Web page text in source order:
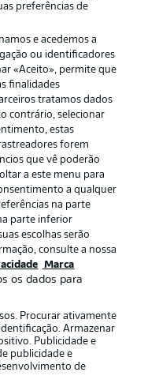
legais
de privacidade
preferências de
e acedemos a
ou identificadores
«Aceito», permite que
finalidades
tratamos dados
contrário, selecionar
estas
forem
que vê poderão
a este menu para
a qualquer
na parte
parte inferior
escolhas serão
consulte a nossa
Marca
os dados para
Procurar ativamente
Armazenar
Publicidade e
publicidade e
de